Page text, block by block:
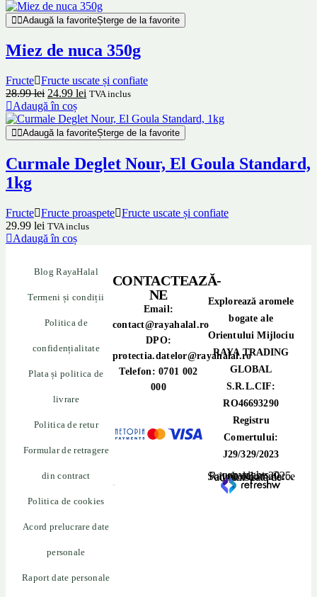
Adaugă la favoriteȘterge de la favorite
Miez de nuca 350g
Fructe Fructe uscate și confiate
28.99lei 24.99 lei TVA inclus
Adaugă în coș
Adaugă la favoriteȘterge de la favorite
Curmale Deglet Nour, El Goula Standard,
1kg
Fructe Fructe proaspete Fructe uscate și confiate
29.99 lei TVA inclus
Adaugă în coș
Blog RayaHalal
Termeni și condiții
Politica de
confidențialitate
Plata și politica de
livrare
Politica de retur
Formular de retragere
din contract
Politica de cookies
Acord prelucrare date
personale
Raport date personale
Explorează aromele
bogate ale
Orientului Mijlociu
RAYA TRADING
GLOBAL
S.R.L.CIF:
RO46693290
Registru
Comertului:
J29/329/2023
copyrights © Rayahalal.ro 2025. Soluție eCommerce administrată de
CONTACTEAZĂ-
NE
Email:
contact@rayahalal.ro
DPO:
protectia.datelor@rayahalal.ro
Telefon: 0701 002
000